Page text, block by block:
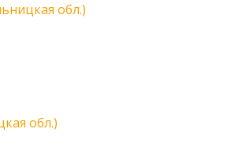
обл.)
обл.)